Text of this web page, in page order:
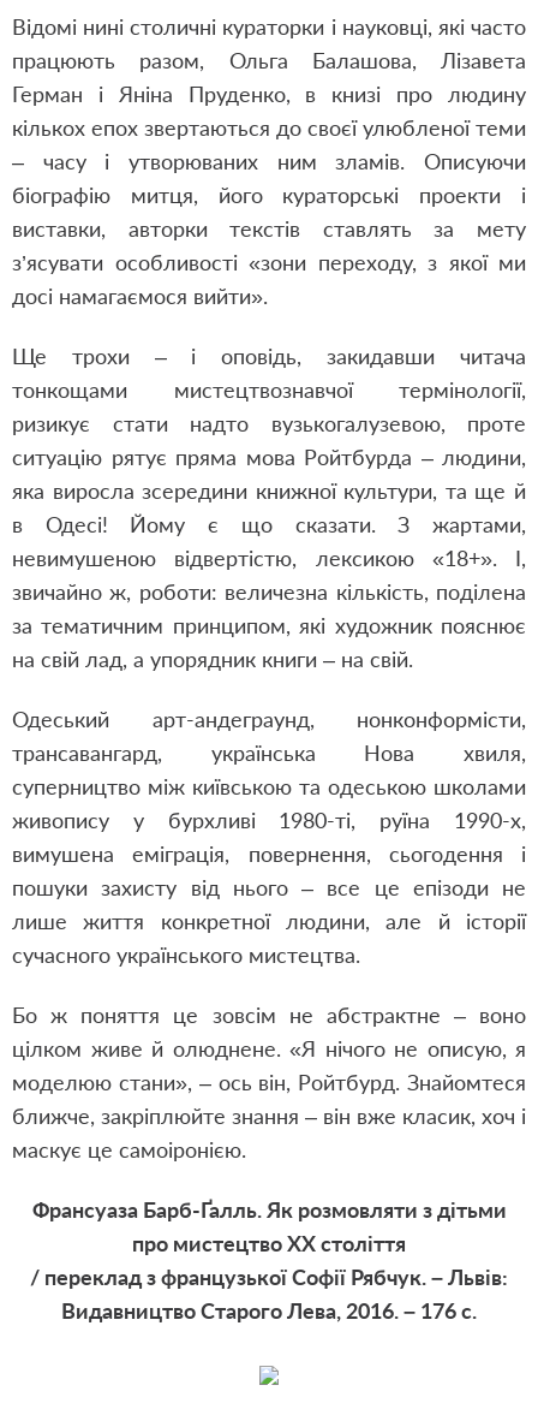
Відомі нині столичні кураторки і науковці, які часто
працюють разом, Ольга Балашова, Лізавета
Герман і Яніна Пруденко, в книзі про людину
кількох епох звертаються до своєї улюбленої теми
– часу і утворюваних ним зламів. Описуючи
біографію митця, його кураторські проекти і
виставки, авторки текстів ставлять за мету
з’ясувати особливості «зони переходу, з якої ми
досі намагаємося вийти».
Ще трохи – і оповідь, закидавши читача
тонкощами мистецтвознавчої термінології,
ризикує стати надто вузькогалузевою, проте
ситуацію рятує пряма мова Ройтбурда – людини,
яка виросла зсередини книжної культури, та ще й
в Одесі! Йому є що сказати. З жартами,
невимушеною відвертістю, лексикою «18+». І,
звичайно ж, роботи: величезна кількість, поділена
за тематичним принципом, які художник пояснює
на свій лад, а упорядник книги – на свій.
Одеський арт-андеграунд, нонконформісти,
трансавангард, українська Нова хвиля,
суперництво між київською та одеською школами
живопису у бурхливі 1980-ті, руїна 1990-х,
вимушена еміграція, повернення, сьогодення і
пошуки захисту від нього ‒ все це епізоди не
лише життя конкретної людини, але й історії
сучасного українського мистецтва.
Бо ж поняття це зовсім не абстрактне – воно
цілком живе й олюднене. «Я нічого не описую, я
моделюю стани», ‒ ось він, Ройтбурд. Знайомтеся
ближче, закріплюйте знання – він вже класик, хоч і
маскує це самоіронією.
Франсуаза Барб-Ґалль. Як розмовляти з дітьми
про мистецтво ХХ століття
/ переклад з французької Софії Рябчук. – Львів:
Видавництво Старого Лева, 2016. – 176 с.